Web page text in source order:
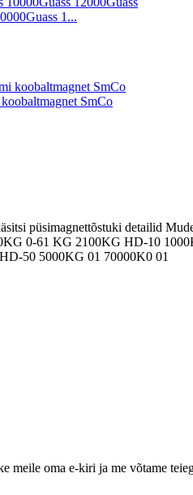
1...
SmCo
püsimagnettõstuki detailid
0-61 KG 2100KG HD-10
50 5000KG 01 70000K0 01
meile oma e-kiri ja me võtame